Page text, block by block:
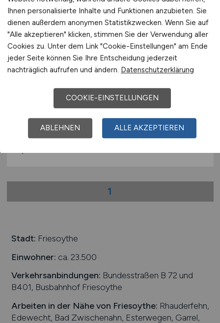
Fachangestellter,
Rettungssanitäter,
Notfallsanitäter,
Gesundheitspfleger/
Altenpfleger, Arzthelfer
(m/w/d))
16.07.2026
1
Stadt: Friesoythe
Einwohner: ca. 23.500
Verkehrsanbindungen: Bundesstraßen B 72 und
B401, Busbahnhof Friesoythe
Arbeiten in der Nähe von Friesoythe: Rhauderfehn,
Edewecht, Bad Zwischenahn, Esterwegen, Garrel,
Ihnen personalisierte Inhalte und Funktionen anzubieten. Sie
dienen außerdem anonymen Statistikzwecken. Wenn Sie auf
"Alle akzeptieren" klicken, stimmen Sie der Verwendung aller
Cookies zu. Unter dem Link "Cookie-Einstellungen" am Ende
jeder Seite können Sie Ihre Entscheidung jederzeit
nachträglich aufrufen und ändern. Datenschutzerklärung
COOKIE-EINSTELLUNGEN
ABLEHNEN ALLE AKZEPTIEREN